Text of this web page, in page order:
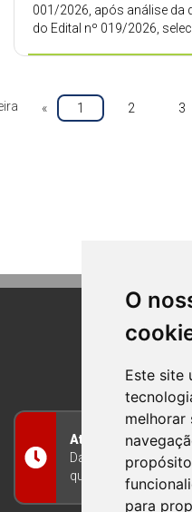
O
Este site
melhorar
para
001/2026, após análise da
do Edital nº 019/2026,
« 1 2 3
BOM
RIO
Atendimento
Das 8h às 12h e das
quinta-feira, e nas